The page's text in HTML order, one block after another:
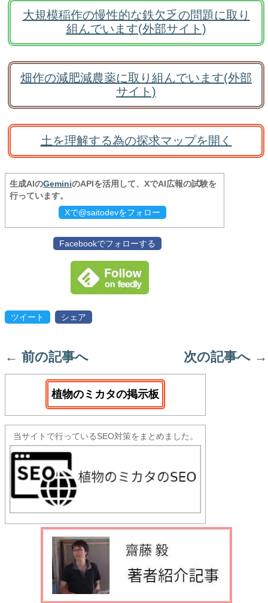
大規模稲作の慢性的な鉄欠乏の問題に取り
組んでいます(外部サイト)
畑作の減肥減農薬に取り組んでいます(外部
サイト)
土を理解する為の探求マップを開く
生成AIのGeminiのAPIを活用して、XでAI広報の試験を
行っています。
Xで@saitodevをフォロー
Facebookでフォローする
ツイート シェア
← 前の記事へ 次の記事へ →
植物のミカタの掲示板
当サイトで行っているSEO対策をまとめました。